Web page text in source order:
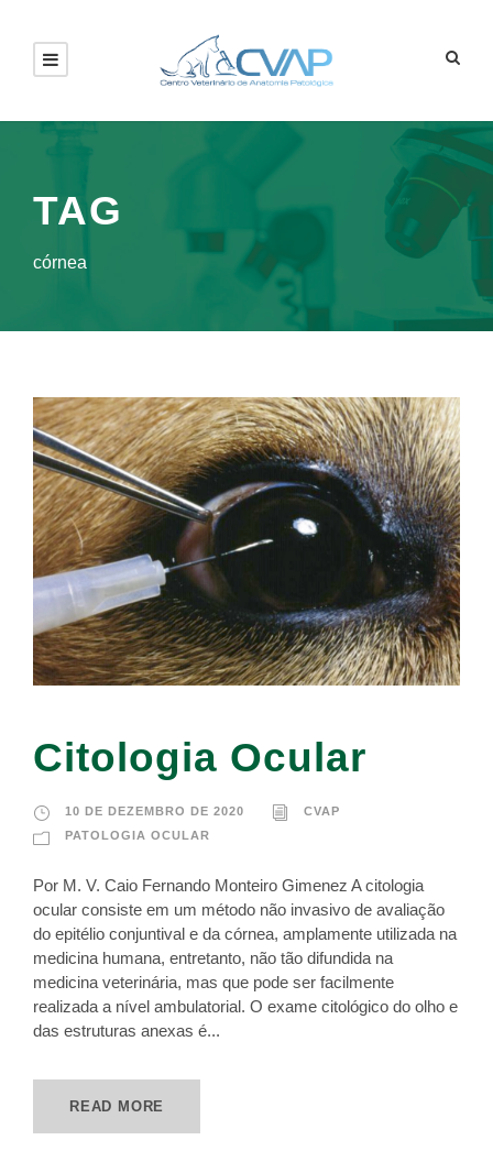
TAG
córnea
Citologia Ocular
10 DE DEZEMBRO DE 2020
CVAP
PATOLOGIA OCULAR
Por M. V. Caio Fernando Monteiro Gimenez A citologia
ocular consiste em um método não invasivo de avaliação
do epitélio conjuntival e da córnea, amplamente utilizada na
medicina humana, entretanto, não tão difundida na
medicina veterinária, mas que pode ser facilmente
realizada a nível ambulatorial. O exame citológico do olho e
das estruturas anexas é...
READ MORE